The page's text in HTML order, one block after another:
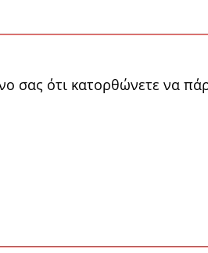
σας ότι κατορθώ­νετε να